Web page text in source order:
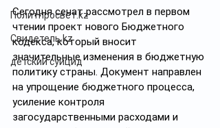
Политпросвет.kz
Свидетель.kz
детский суицид
Сегодня сенат рассмотрел в первом
чтении проект нового Бюджетного
кодекса, который вносит
значительные изменения в бюджетную
политику страны. Документ направлен
на упрощение бюджетного процесса,
усиление контроля
загосударственными расходами и